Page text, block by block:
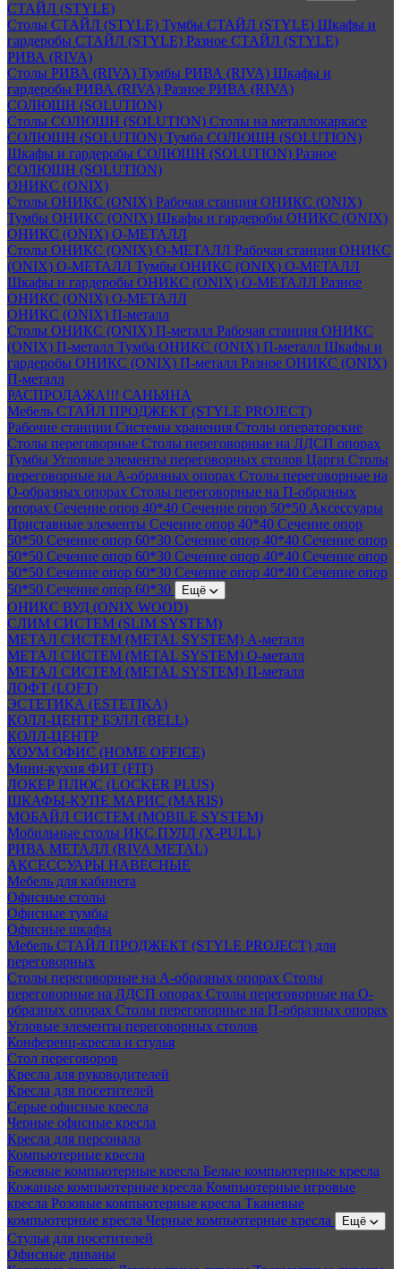
СТАЙЛ (STYLE)
Столы СТАЙЛ (STYLE) Тумбы СТАЙЛ (STYLE) Шкафы и
гардеробы СТАЙЛ (STYLE) Разное СТАЙЛ (STYLE)
РИВА (RIVA)
Столы РИВА (RIVA) Тумбы РИВА (RIVA) Шкафы и
гардеробы РИВА (RIVA) Разное РИВА (RIVA)
СОЛЮШН (SOLUTION)
Столы СОЛЮШН (SOLUTION) Столы на металлокаркасе
СОЛЮШН (SOLUTION) Тумба СОЛЮШН (SOLUTION)
Шкафы и гардеробы СОЛЮШН (SOLUTION) Разное
СОЛЮШН (SOLUTION)
ОНИКС (ONIX)
Столы ОНИКС (ONIX) Рабочая станция ОНИКС (ONIX)
Тумбы ОНИКС (ONIX) Шкафы и гардеробы ОНИКС (ONIX)
ОНИКС (ONIX) O-МЕТАЛЛ
Столы ОНИКС (ONIX) O-МЕТАЛЛ Рабочая станция ОНИКС
(ONIX) O-МЕТАЛЛ Тумбы ОНИКС (ONIX) O-МЕТАЛЛ
Шкафы и гардеробы ОНИКС (ONIX) O-МЕТАЛЛ Разное
ОНИКС (ONIX) O-МЕТАЛЛ
ОНИКС (ONIX) П-металл
Столы ОНИКС (ONIX) П-металл Рабочая станция ОНИКС
(ONIX) П-металл Тумба ОНИКС (ONIX) П-металл Шкафы и
гардеробы ОНИКС (ONIX) П-металл Разное ОНИКС (ONIX)
П-металл
РАСПРОДАЖА!!! САНЬЯНА
Мебель СТАЙЛ ПРОДЖЕКТ (STYLE PROJECT)
Рабочие станции Системы хранения Столы операторские
Столы переговорные Столы переговорные на ЛДСП опорах
Тумбы Угловые элементы переговорных столов Царги Столы
переговорные на А-образных опорах Столы переговорные на
О-образных опорах Столы переговорные на П-образных
опорах Сечение опор 40*40 Сечение опор 50*50 Аксессуары
Приставные элементы Сечение опор 40*40 Сечение опор
50*50 Сечение опор 60*30 Сечение опор 40*40 Сечение опор
50*50 Сечение опор 60*30 Сечение опор 40*40 Сечение опор
50*50 Сечение опор 60*30 Сечение опор 40*40 Сечение опор
50*50 Сечение опор 60*30 Ещё
ОНИКС ВУД (ONIX WOOD)
СЛИМ СИСТЕМ (SLIM SYSTEM)
МЕТАЛ СИСТЕМ (METAL SYSTEM) А-металл
МЕТАЛ СИСТЕМ (METAL SYSTEM) О-металл
МЕТАЛ СИСТЕМ (METAL SYSTEM) П-металл
ЛОФТ (LOFT)
ЭСТЕТИКА (ESTETIKA)
КОЛЛ-ЦЕНТР БЭЛЛ (BELL)
КОЛЛ-ЦЕНТР
ХОУМ ОФИС (HOME OFFICE)
Мини-кухня ФИТ (FIT)
ЛОКЕР ПЛЮС (LOCKER PLUS)
ШКАФЫ-КУПЕ МАРИС (MARIS)
МОБАЙЛ СИСТЕМ (MOBILE SYSTEM)
Мобильные столы ИКС ПУЛЛ (X-PULL)
РИВА МЕТАЛЛ (RIVA METAL)
АКСЕССУАРЫ НАВЕСНЫЕ
Мебель для кабинета
Офисные столы
Офисные тумбы
Офисные шкафы
Мебель СТАЙЛ ПРОДЖЕКТ (STYLE PROJECT) для
переговорных
Столы переговорные на А-образных опорах Столы
переговорные на ЛДСП опорах Столы переговорные на О-
образных опорах Столы переговорные на П-образных опорах
Угловые элементы переговорных столов
Конференц-кресла и стулья
Стол переговоров
Кресла для руководителей
Кресла для посетителей
Серые офисные кресла
Черные офисные кресла
Кресла для персонала
Компьютерные кресла
Бежевые компьютерные кресла Белые компьютерные кресла
Кожаные компьютерные кресла Компьютерные игровые
кресла Розовые компьютерные кресла Тканевые
компьютерные кресла Черные компьютерные кресла Ещё
Стулья для посетителей
Офисные диваны